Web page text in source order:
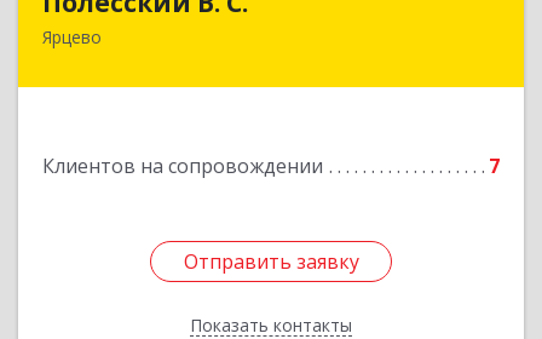
Ярцево
Клиентов на сопровождении 7
Отправить заявку
Показать контакты
Отправить заявку
Назад